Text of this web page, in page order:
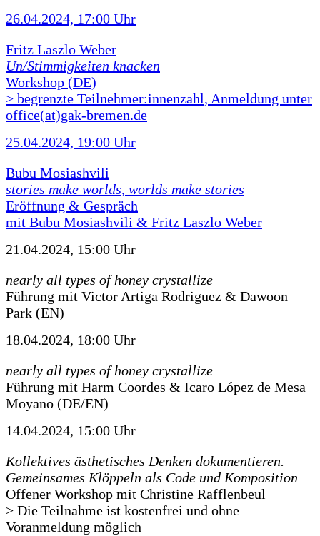
26.04.2024, 17:00 Uhr
Fritz Laszlo Weber
Un/Stimmigkeiten knacken
Workshop (DE)
> begrenzte Teilnehmer:innenzahl, Anmeldung unter
office(at)gak-bremen.de
25.04.2024, 19:00 Uhr
Bubu Mosiashvili
stories make worlds, worlds make stories
Eröffnung & Gespräch
mit Bubu Mosiashvili & Fritz Laszlo Weber
21.04.2024, 15:00 Uhr
nearly all types of honey crystallize
Führung mit Victor Artiga Rodriguez & Dawoon
Park (EN)
18.04.2024, 18:00 Uhr
nearly all types of honey crystallize
Führung mit Harm Coordes & Icaro López de Mesa
Moyano (DE/EN)
14.04.2024, 15:00 Uhr
Kollektives ästhetisches Denken dokumentieren.
Gemeinsames Klöppeln als Code und Komposition
Offener Workshop mit Christine Rafflenbeul
> Die Teilnahme ist kostenfrei und ohne
Voranmeldung möglich